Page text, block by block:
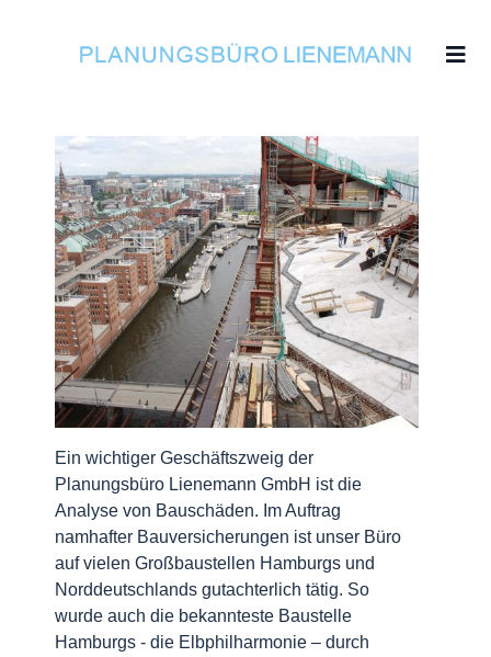
Ein wichtiger Geschäftszweig der
Planungsbüro Lienemann GmbH ist die
Analyse von Bauschäden. Im Auftrag
namhafter Bauversicherungen ist unser Büro
auf vielen Großbaustellen Hamburgs und
Norddeutschlands gutachterlich tätig. So
wurde auch die bekannteste Baustelle
Hamburgs - die Elbphilharmonie – durch